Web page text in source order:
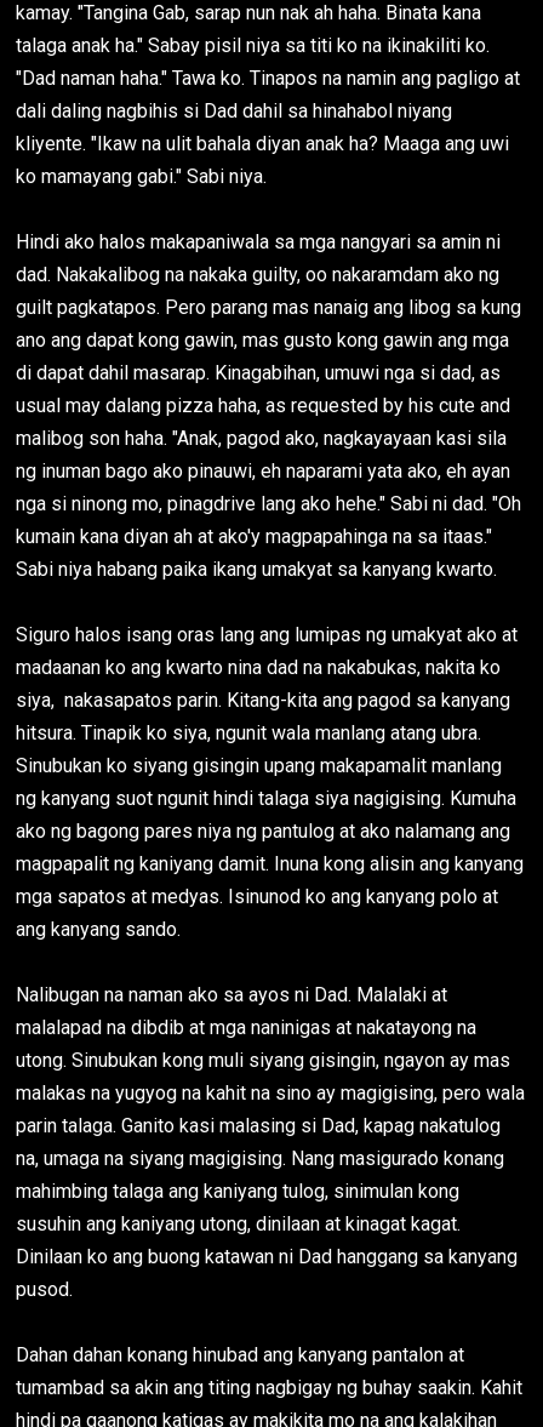
kamay. "Tangina Gab, sarap nun nak ah haha. Binata kana
talaga anak ha." Sabay pisil niya sa titi ko na ikinakiliti ko.
"Dad naman haha." Tawa ko. Tinapos na namin ang pagligo at
dali daling nagbihis si Dad dahil sa hinahabol niyang
kliyente. "Ikaw na ulit bahala diyan anak ha? Maaga ang uwi
ko mamayang gabi." Sabi niya.
Hindi ako halos makapaniwala sa mga nangyari sa amin ni
dad. Nakakalibog na nakaka guilty, oo nakaramdam ako ng
guilt pagkatapos. Pero parang mas nanaig ang libog sa kung
ano ang dapat kong gawin, mas gusto kong gawin ang mga
di dapat dahil masarap. Kinagabihan, umuwi nga si dad, as
usual may dalang pizza haha, as requested by his cute and
malibog son haha. "Anak, pagod ako, nagkayayaan kasi sila
ng inuman bago ako pinauwi, eh naparami yata ako, eh ayan
nga si ninong mo, pinagdrive lang ako hehe." Sabi ni dad. "Oh
kumain kana diyan ah at ako'y magpapahinga na sa itaas."
Sabi niya habang paika ikang umakyat sa kanyang kwarto.
Siguro halos isang oras lang ang lumipas ng umakyat ako at
madaanan ko ang kwarto nina dad na nakabukas, nakita ko
siya, nakasapatos parin. Kitang-kita ang pagod sa kanyang
hitsura. Tinapik ko siya, ngunit wala manlang atang ubra.
Sinubukan ko siyang gisingin upang makapamalit manlang
ng kanyang suot ngunit hindi talaga siya nagigising. Kumuha
ako ng bagong pares niya ng pantulog at ako nalamang ang
magpapalit ng kaniyang damit. Inuna kong alisin ang kanyang
mga sapatos at medyas. Isinunod ko ang kanyang polo at
ang kanyang sando.
Nalibugan na naman ako sa ayos ni Dad. Malalaki at
malalapad na dibdib at mga naninigas at nakatayong na
utong. Sinubukan kong muli siyang gisingin, ngayon ay mas
malakas na yugyog na kahit na sino ay magigising, pero wala
parin talaga. Ganito kasi malasing si Dad, kapag nakatulog
na, umaga na siyang magigising. Nang masigurado konang
mahimbing talaga ang kaniyang tulog, sinimulan kong
susuhin ang kaniyang utong, dinilaan at kinagat kagat.
Dinilaan ko ang buong katawan ni Dad hanggang sa kanyang
pusod.
Dahan dahan konang hinubad ang kanyang pantalon at
tumambad sa akin ang titing nagbigay ng buhay saakin. Kahit
hindi pa gaanong katigas ay makikita mo na ang kalakihan